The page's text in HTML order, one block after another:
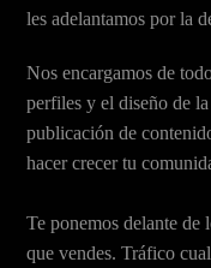
les adelantamos por la
Nos encargamos de
perfiles y el diseño de
publicación de
hacer crecer tu
Te ponemos delante de
que vendes. Tráfico